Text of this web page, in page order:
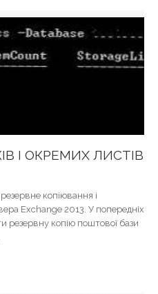
І ОКРЕМИХ ЛИСТІВ
копіювання і
Exchange 2013. У попередніх
резервну копію поштової бази